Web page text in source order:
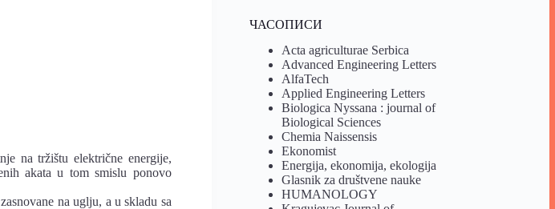
na tržištu električne energije,
akata u tom smislu ponovo
na uglju, a u skladu sa
ЧАСОПИСИ
Acta agriculturae Serbica
Advanced Engineering Letters
AlfaTech
Applied Engineering Letters
Biologica Nyssana : journal of
Biological Sciences
Chemia Naissensis
Ekonomist
Energija, ekonomija, ekologija
Glasnik za društvene nauke
HUMANOLOGY